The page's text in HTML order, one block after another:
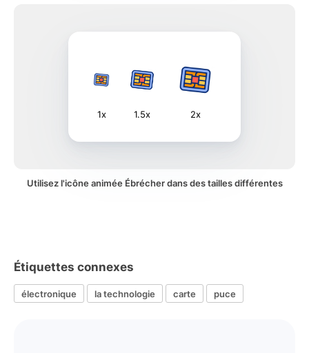
1x 1.5x 2x
Utilisez l'icône animée Ébrécher dans des tailles différentes
Étiquettes connexes
électronique la technologie carte puce